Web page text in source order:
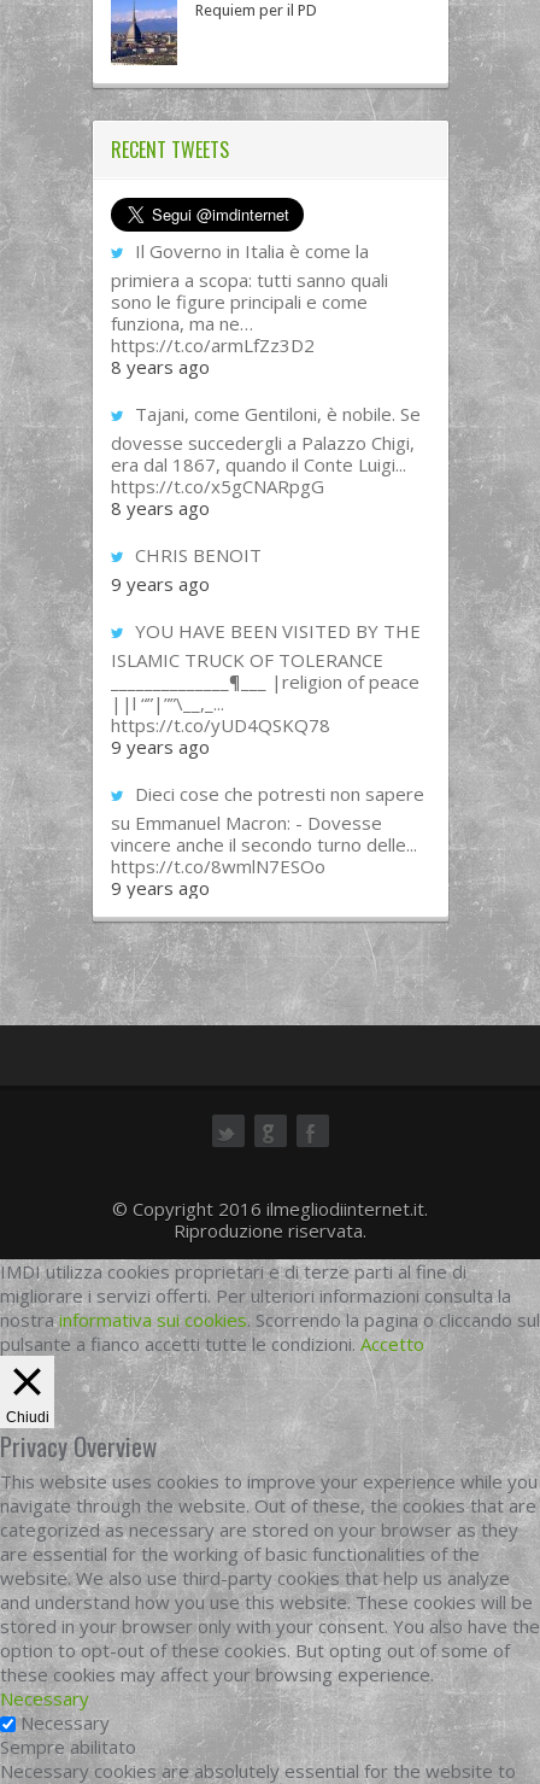
Requiem per il PD
RECENT TWEETS
Il Governo in Italia è come la
primiera a scopa: tutti sanno quali
sono le figure principali e come
funziona, ma ne…
https://t.co/armLfZz3D2
8 years ago
Tajani, come Gentiloni, è nobile. Se
dovesse succedergli a Palazzo Chigi,
era dal 1867, quando il Conte Luigi...
https://t.co/x5gCNARpgG
8 years ago
CHRIS BENOIT
9 years ago
YOU HAVE BEEN VISITED BY THE
ISLAMIC TRUCK OF TOLERANCE
______________¶___ |religion of peace
||l “”|””\__,_...
https://t.co/yUD4QSKQ78
9 years ago
Dieci cose che potresti non sapere
su Emmanuel Macron: - Dovesse
vincere anche il secondo turno delle...
https://t.co/8wmlN7ESOo
9 years ago
© Copyright 2016 ilmegliodiinternet.it.
Riproduzione riservata.
IMDI utilizza cookies proprietari e di terze parti al fine di
migliorare i servizi offerti. Per ulteriori informazioni consulta la
nostrainformativa sui cookies. Scorrendo la pagina o cliccando sul
pulsante a fianco accetti tutte le condizioni. Accetto
Chiudi
Privacy Overview
This website uses cookies to improve your experience while you
navigate through the website. Out of these, the cookies that are
categorized as necessary are stored on your browser as they
are essential for the working of basic functionalities of the
website. We also use third-party cookies that help us analyze
and understand how you use this website. These cookies will be
stored in your browser only with your consent. You also have the
option to opt-out of these cookies. But opting out of some of
these cookies may affect your browsing experience.
Necessary
Necessary
Sempre abilitato
Necessary cookies are absolutely essential for the website to